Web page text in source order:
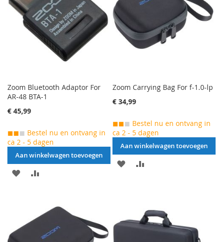
VERGELIJKEN
VERGELIJKEN
Zoom Bluetooth Adaptor For
AR-48 BTA-1
€ 45,99
◼◼◼ Bestel nu en ontvang in
ca 2 - 5 dagen
Aan winkelwagen toevoegen
AAN
TOEVOEGEN
OM
Zoom Carrying Bag For f-1.0-lp
€ 34,99
◼◼◼ Bestel nu en ontvang in
ca 2 - 5 dagen
Aan winkelwagen toevoegen
AAN
TE
VERGELIJKEN